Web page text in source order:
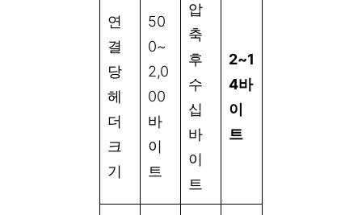
연
결
당
헤
더
크
기
50
0~
2,0
00
바
이
트
압
축
후
수
십
바
이
트
2~1
4바
이
트